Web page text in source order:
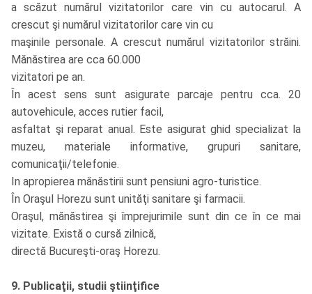
a scăzut numărul vizitatorilor care vin cu autocarul. A
crescut şi numărul vizitatorilor care vin cu
maşinile personale. A crescut numărul vizitatorilor străini.
Mănăstirea are cca 60.000
vizitatori pe an.
În acest sens sunt asigurate parcaje pentru cca. 20
autovehicule, acces rutier facil,
asfaltat şi reparat anual. Este asigurat ghid specializat la
muzeu, materiale informative, grupuri sanitare,
comunicaţii/telefonie.
In apropierea mănăstirii sunt pensiuni agro-turistice.
În Oraşul Horezu sunt unităţi sanitare şi farmacii.
Oraşul, mănăstirea şi împrejurimile sunt din ce în ce mai
vizitate. Există o cursă zilnică,
directă Bucureşti-oraş Horezu.
9. Publicaţii, studii ştiinţifice